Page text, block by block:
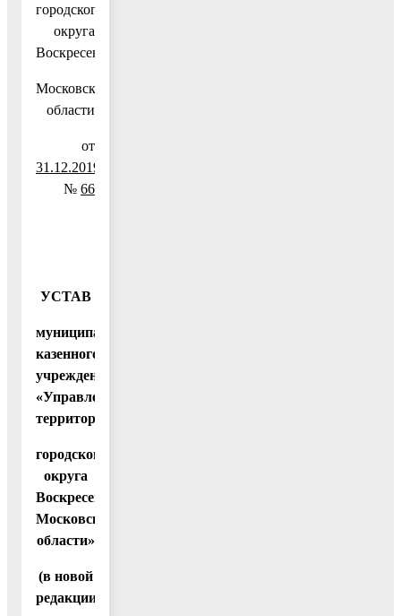
городского
округа
Воскресенск
Московской
области
от
31.12.2019
№ 66
УСТАВ
муниципального
казенного
учреждения
«Управление
территорией
городского
округа
Воскресенск
Московской
области»
(в новой
редакции)